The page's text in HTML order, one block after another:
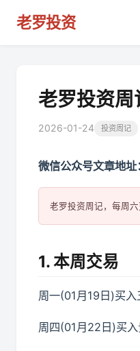
老罗投资
老罗投资
2026-01-24 投资周记
微信公众号文章地址：
1. 本周交易
周一(01月19日)买
周四(01月22日)买